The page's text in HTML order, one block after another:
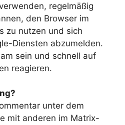
regelmäßig
den Browser im
zu nutzen und sich
Diensten abzumelden.
sein und schnell auf
reagieren.
unter dem
mit anderen im Matrix-